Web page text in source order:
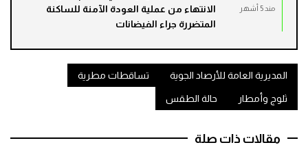
مند 5 أشهر
الانتهاء من عملية العودة الآمنة للساكنة
المتضررة جراء الفيضانات
المديرية العامة للأرصاد الجوية تساقطات مطرية
ثلوج وأمطار حالة الطقس
مقالات ذات صلة